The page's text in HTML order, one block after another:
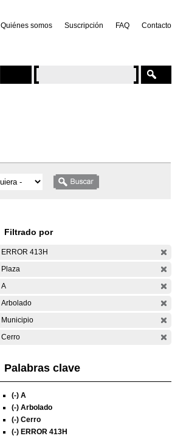
Quiénes somos Suscripción FAQ Contacto
Filtrado por
ERROR 413H
Plaza
A
Arbolado
Municipio
Cerro
Palabras clave
(-) A
(-) Arbolado
(-) Cerro
(-) ERROR 413H